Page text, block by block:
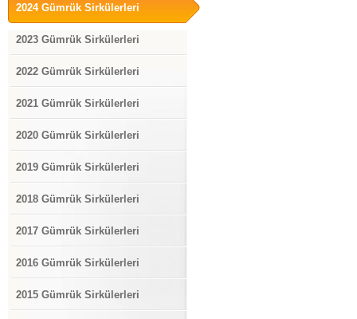
2024 Gümrük Sirkülerleri
2023 Gümrük Sirkülerleri
2022 Gümrük Sirkülerleri
2021 Gümrük Sirkülerleri
2020 Gümrük Sirkülerleri
2019 Gümrük Sirkülerleri
2018 Gümrük Sirkülerleri
2017 Gümrük Sirkülerleri
2016 Gümrük Sirkülerleri
2015 Gümrük Sirkülerleri